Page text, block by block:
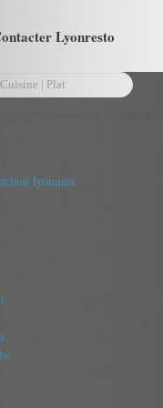
Lyonresto
lyonnais